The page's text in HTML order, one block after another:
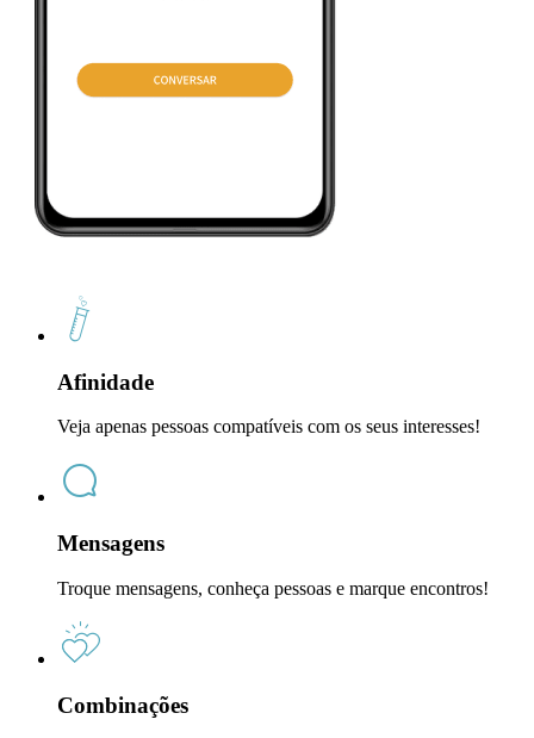
Afinidade
Veja apenas pessoas compatíveis com os seus interesses!
Mensagens
Troque mensagens, conheça pessoas e marque encontros!
Combinações